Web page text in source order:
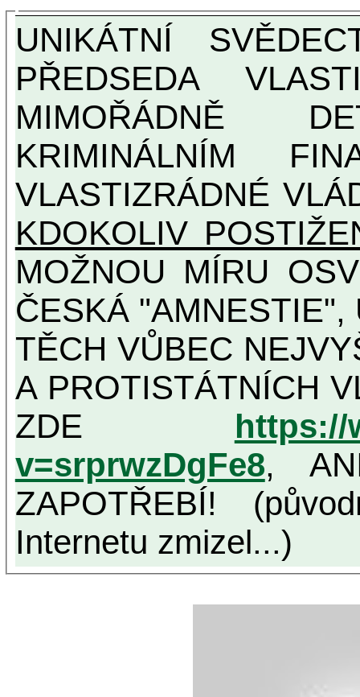
UNIKÁTNÍ SVĚDECTVÍ ZE SOUČASNOSTI:
PŘEDSEDA
MIMOŘÁDNĚ DETAILNĚ O ULTRA
KRIMINÁLNÍM
VLASTIZRÁDNÉ
KDOKOLIV
MOŽNOU MÍRU OSVĚDČENÁ VLASTIZRÁDNÁ
ČESKÁ
TĚCH VŮBEC NEJVYŠŠÍCH PROTINÁRODNÍCH
A PROTISTÁTNÍCH
ZDE https://
v=srprwzDgFe8,
ZAPOTŘEBÍ!
Internetu zmizel...)